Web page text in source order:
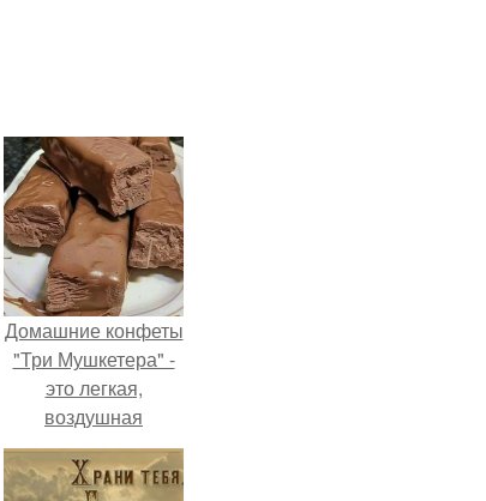
Домашние конфеты
"Три Мушкетера" -
это легкая,
воздушная
шоколадная нуга,
покрытая